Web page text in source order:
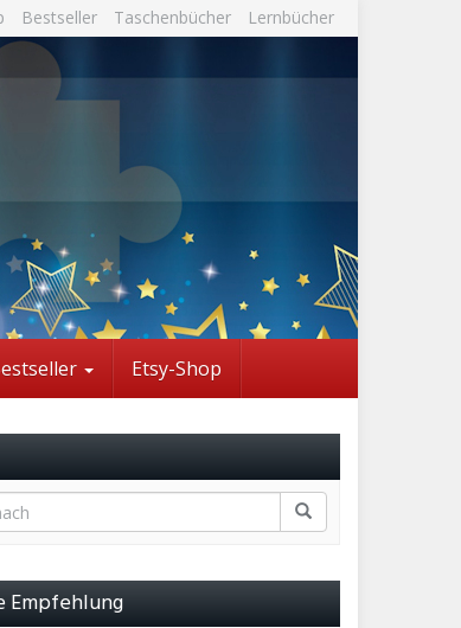
Bestseller Taschenbücher Lernbücher
Etsy-Shop
Empfehlung